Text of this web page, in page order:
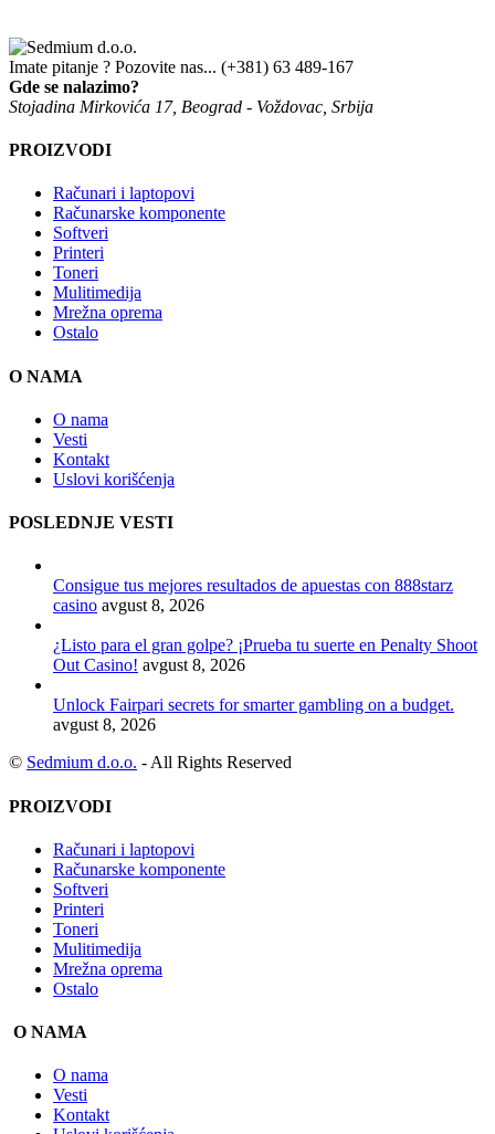
Imate pitanje ? Pozovite nas... (+381) 63 489-167
Gde se nalazimo?
Stojadina Mirkovića 17, Beograd - Voždovac, Srbija
PROIZVODI
Računari i laptopovi
Računarske komponente
Softveri
Printeri
Toneri
Mulitimedija
Mrežna oprema
Ostalo
O NAMA
O nama
Vesti
Kontakt
Uslovi korišćenja
POSLEDNJE VESTI
Consigue tus mejores resultados de apuestas con 888starz
casino avgust 8, 2026
¿Listo para el gran golpe? ¡Prueba tu suerte en Penalty Shoot
Out Casino! avgust 8, 2026
Unlock Fairpari secrets for smarter gambling on a budget.
avgust 8, 2026
© Sedmium d.o.o. - All Rights Reserved
PROIZVODI
Računari i laptopovi
Računarske komponente
Softveri
Printeri
Toneri
Mulitimedija
Mrežna oprema
Ostalo
O NAMA
O nama
Vesti
Kontakt